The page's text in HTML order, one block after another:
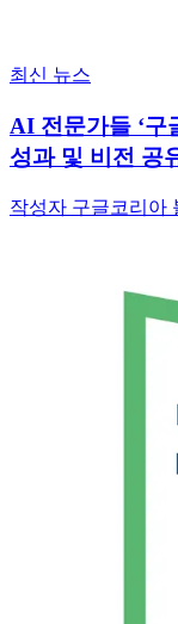
최신 뉴스
AI 전문가들 ‘구
성과 및 비전 공
작성자 구글코리아